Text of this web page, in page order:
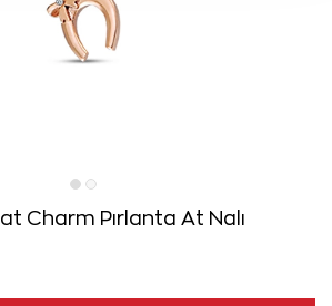
Charm Pırlanta At Nalı